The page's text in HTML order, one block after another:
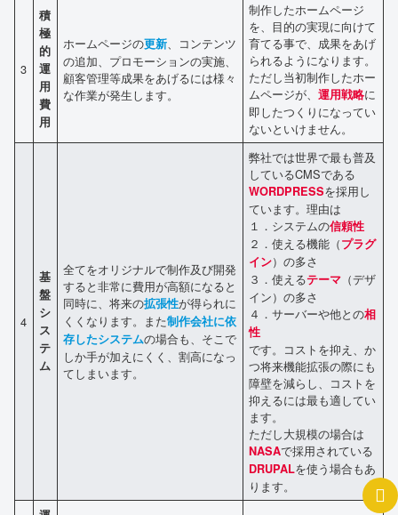
3
積
極
的
運
用
費
用
ホームページの更新、コンテンツ
の追加、プロモーションの実施、
顧客管理等成果をあげるには様々
な作業が発生します。
制作したホームページ
を、目的の実現に向けて
育てる事で、成果をあげ
られるようになります。
ただし当初制作したホー
ムページが、運用戦略に
即したつくりになってい
ないといけません。
4
基
盤
シ
ス
テ
ム
全てをオリジナルで制作及び開発
すると非常に費用が高額になると
同時に、将来の拡張性が得られに
くくなります。また制作会社に依
存したシステムの場合も、そこで
しか手が加えにくく、割高になっ
てしまいます。
弊社では世界で最も普及
しているCMSである
WORDPRESSを採用し
ています。理由は
１．システムの信頼性
２．使える機能（プラグ
イン）の多さ
３．使えるテーマ （デザ
イン）の多さ
４．サーバーや他との相
性
です。コストを抑え、か
つ将来機能拡張の際にも
障壁を減らし、コストを
抑えるには最も適してい
ます。
ただし大規模の場合は
NASAで採用されている
DRUPALを使う場合もあ
ります。